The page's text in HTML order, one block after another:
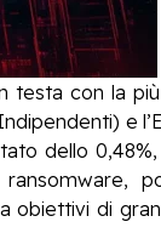
testa con la
e
dello
obiettivi di